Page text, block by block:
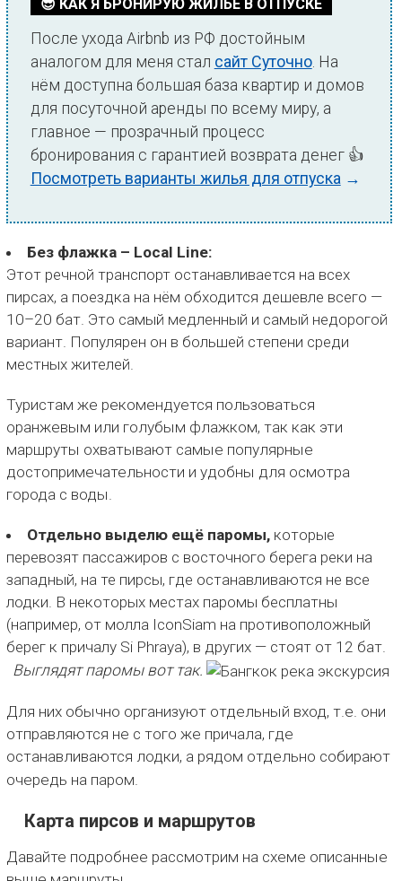
😎 КАК Я БРОНИРУЮ ЖИЛЬЁ В ОТПУСКЕ
После ухода Airbnb из РФ достойным
аналогом для меня стал сайт Суточно. На
нём доступна большая база квартир и домов
для посуточной аренды по всему миру, а
главное — прозрачный процесс
бронирования с гарантией возврата денег 👍
Посмотреть варианты жилья для отпуска →
Без флажка – Local Line:
Этот речной транспорт останавливается на всех
пирсах, а поездка на нём обходится дешевле всего —
10–20 бат. Это самый медленный и самый недорогой
вариант. Популярен он в большей степени среди
местных жителей.
Туристам же рекомендуется пользоваться
оранжевым или голубым флажком, так как эти
маршруты охватывают самые популярные
достопримечательности и удобны для осмотра
города с воды.
Отдельно выделю ещё паромы,которые
перевозят пассажиров с восточного берега реки на
западный, на те пирсы, где останавливаются не все
лодки. В некоторых местах паромы бесплатны
(например, от молла IconSiam на противоположный
берег к причалу Si Phraya), в других — стоят от 12 бат.
Выглядят паромы вот так.
Для них обычно организуют отдельный вход, т.е. они
отправляются не с того же причала, где
останавливаются лодки, а рядом отдельно собирают
очередь на паром.
Карта пирсов и маршрутов
Давайте подробнее рассмотрим на схеме описанные